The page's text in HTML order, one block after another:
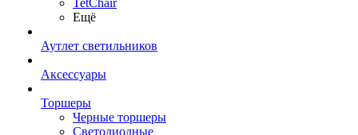
TetСhair
Ещё
Аутлет светильников
Аксессуары
Торшеры
Черные торшеры
Светодиодные